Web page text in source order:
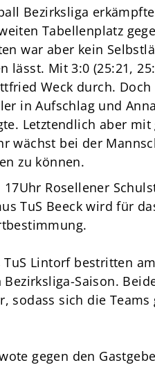
Bezirksliga
Tabellenplatz
war aber kein
lässt. Mit 3:0 (25:21,
Weck durch.
in Aufschlag und
Letztendlich aber
wächst bei der
zu können.
17Uhr Rosellener
TuS Beeck wird für
Lintorf bestritten
Saison.
sodass sich die
gegen den